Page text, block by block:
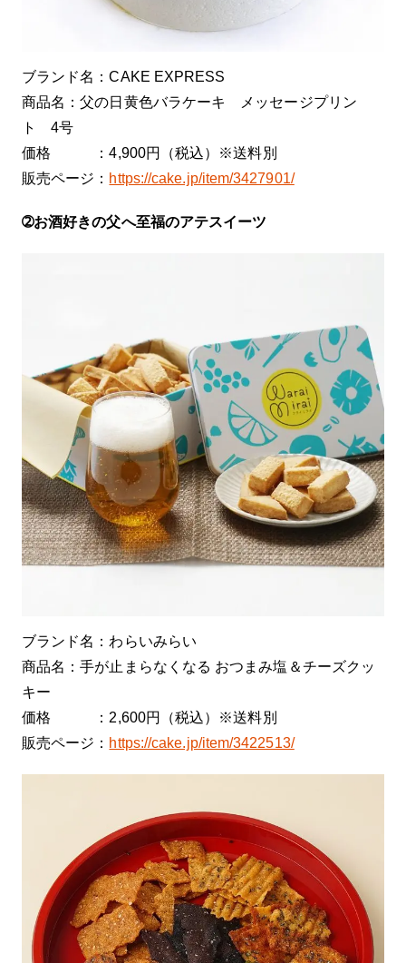
ブランド名：CAKE EXPRESS
商品名：父の日黄色バラケーキ メッセージプリン
ト 4号
価格 ：4,900円（税込）※送料別
販売ページ： https://cake.jp/item/3427901/
➁お酒好きの父へ至福のアテスイーツ
ブランド名：わらいみらい
商品名：手が止まらなくなる おつまみ塩＆チーズクッ
キー
価格 ：2,600円（税込）※送料別
販売ページ： https://cake.jp/item/3422513/